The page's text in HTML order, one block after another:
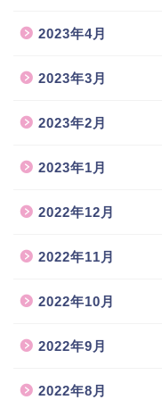
2023年4月
2023年3月
2023年2月
2023年1月
2022年12月
2022年11月
2022年10月
2022年9月
2022年8月